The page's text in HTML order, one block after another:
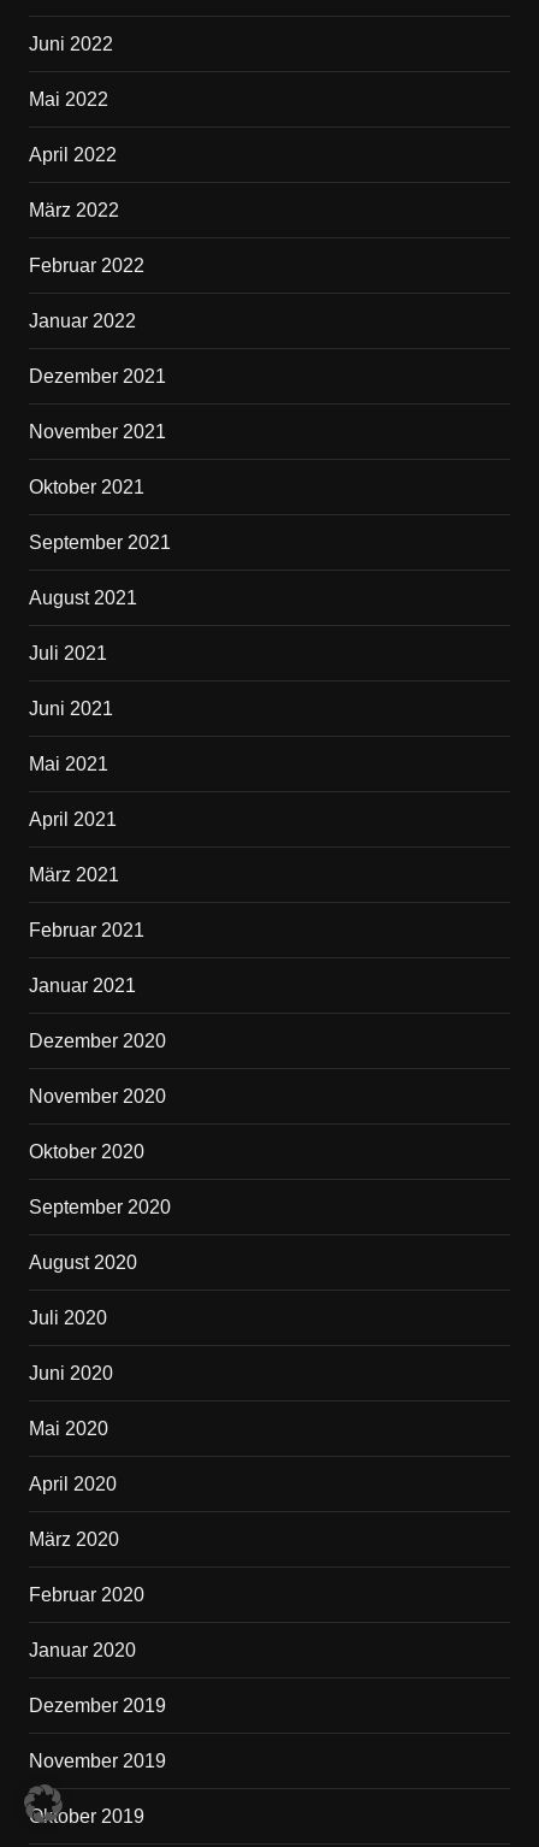
Juni 2022
Mai 2022
April 2022
März 2022
Februar 2022
Januar 2022
Dezember 2021
November 2021
Oktober 2021
September 2021
August 2021
Juli 2021
Juni 2021
Mai 2021
April 2021
März 2021
Februar 2021
Januar 2021
Dezember 2020
November 2020
Oktober 2020
September 2020
August 2020
Juli 2020
Juni 2020
Mai 2020
April 2020
März 2020
Februar 2020
Januar 2020
Dezember 2019
November 2019
Oktober 2019